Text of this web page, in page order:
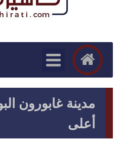
مدينة غابورون
أعلى